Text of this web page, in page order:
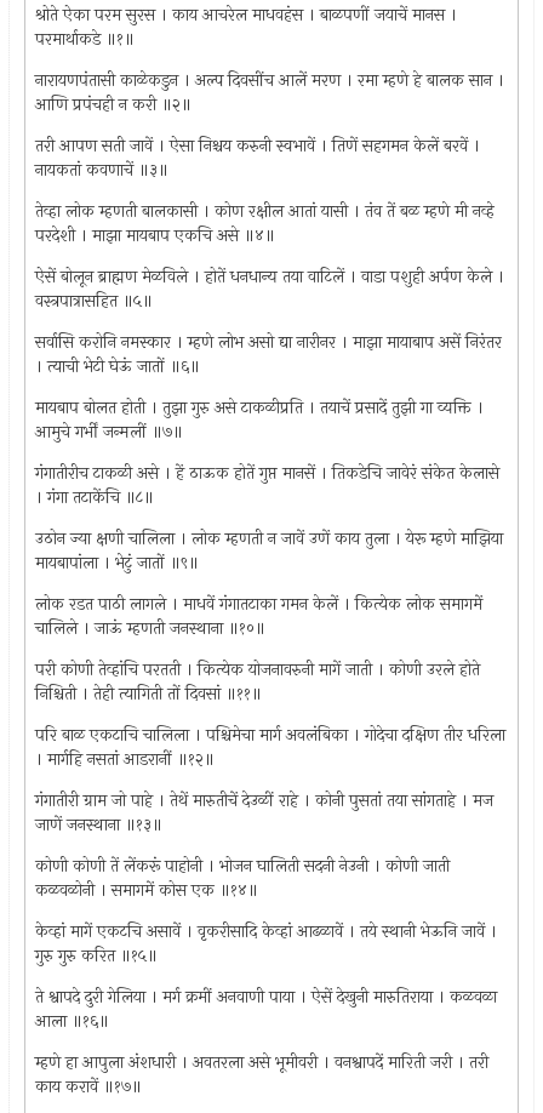
श्रोते ऐका परम सुरस । काय आचरेल माधवहंस । बाळपणीं जयाचें मानस ।
परमार्थाकडे ॥१॥
नारायणपंतासी काळेकडुन । अल्प दिवसींच आलें मरण । रमा म्हणे हे बालक सान ।
आणि प्रपंचही न करी ॥२॥
तरी आपण सती जावें । ऐसा निश्चय करुनी स्वभावें । तिणें सहगमन केलें बरवें ।
नायकतां कवणाचें ॥३॥
तेव्हा लोक म्हणती बालकासी । कोण रक्षील आतां यासी । तंव तें बळ म्हणे मी नव्हे
परदेशी । माझा मायबाप एकचि असे ॥४॥
ऐसें बोलून ब्राह्मण मेळविले । होतें धनधान्य तया वाटिलें । वाडा पशुही अर्पण केले ।
वस्त्रपात्रासहित ॥५॥
सर्वासि करोनि नमस्कार । म्हणे लोभ असो द्या नारीनर । माझा मायाबाप असें निरंतर
। त्याची भेटी घेऊं जातों ॥६॥
मायबाप बोलत होती । तुझा गुरु असे टाकळीप्रति । तयाचें प्रसादें तुझी गा व्यक्ति ।
आमुचे गर्भीं जन्मलीं ॥७॥
गंगातीरीच टाकळी असे । हें ठाऊक होतें गुप्त मानसें । तिकडेचि जावेरं संकेत केलासे
। गंगा तटाकेंचि ॥८॥
उठोन ज्या क्षणी चालिला । लोक म्हणती न जावें उणें काय तुला । येरू म्हणे माझिया
मायबापांला । भेटुं जातों ॥९॥
लोक रडत पाठी लागले । माधवें गंगातटाका गमन केलें । कित्येक लोक समागमें
चालिले । जाऊं म्हणती जनस्थाना ॥१०॥
परी कोणी तेव्हांचि परतती । कित्येक योजनावरुनी मागें जाती । कोणी उरले होते
निश्चिती । तेही त्यागिती तों दिवसां ॥११॥
परि बाळ एकटाचि चालिला । पश्चिमेचा मार्ग अवलंबिका । गोदेचा दक्षिण तीर धरिला
। मार्गहि नसतां आडरानीं ॥१२॥
गंगातीरी ग्राम जो पाहे । तेथें मारुतीचें देउळीं राहे । कोनी पुसतां तया सांगताहे । मज
जाणें जनस्थाना ॥१३॥
कोणी कोणी तें लेंकरूं पाहोनी । भोजन घालिती सदनी नेउनी । कोणी जाती
कळवळोनी । समागमें कोस एक ॥१४॥
केव्हां मागें एकटचि असावें । वृकरीसादि केव्हां आढळावें । तये स्थानी भेऊनि जावें ।
गुरु गुरु करित ॥१५॥
ते श्वापदे दुरी गेलिया । मर्ग क्रमीं अनवाणी पाया । ऐसें देखुनी मारुतिराया । कळवळा
आला ॥१६॥
म्हणे हा आपुला अंशधारी । अवतरला असे भूमीवरी । वनश्वापदें मारिती जरी । तरी
काय करावें ॥१७॥